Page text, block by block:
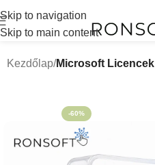
Skip to navigation
Skip to main content
Kezdőlap Microsoft Licencek
-60%